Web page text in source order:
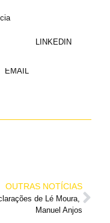
LINKEDIN
EMAIL
OUTRAS NOTÍCIAS
de Lé Moura,
Manuel Anjos